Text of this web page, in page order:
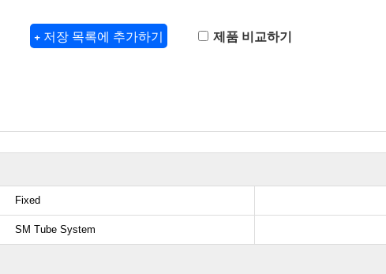
+ 저장 목록에 추가하기 제품 비교하기
Fixed
SM Tube System